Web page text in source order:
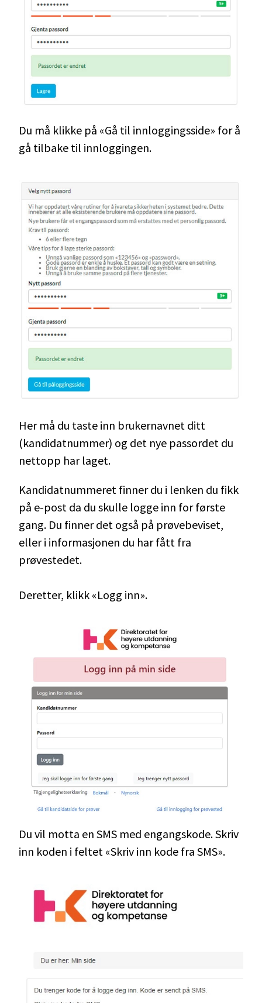
Du må klikke på «Gå til innloggingsside» for å
gå tilbake til innloggingen.
Her må du taste inn brukernavnet ditt
(kandidatnummer) og det nye passordet du
nettopp har laget.
Kandidatnummeret finner du i lenken du fikk
på e-post da du skulle logge inn for første
gang. Du finner det også på prøvebeviset,
eller i informasjonen du har fått fra
prøvestedet.
Deretter, klikk «Logg inn».
Du vil motta en SMS med engangskode. Skriv
inn koden i feltet «Skriv inn kode fra SMS».